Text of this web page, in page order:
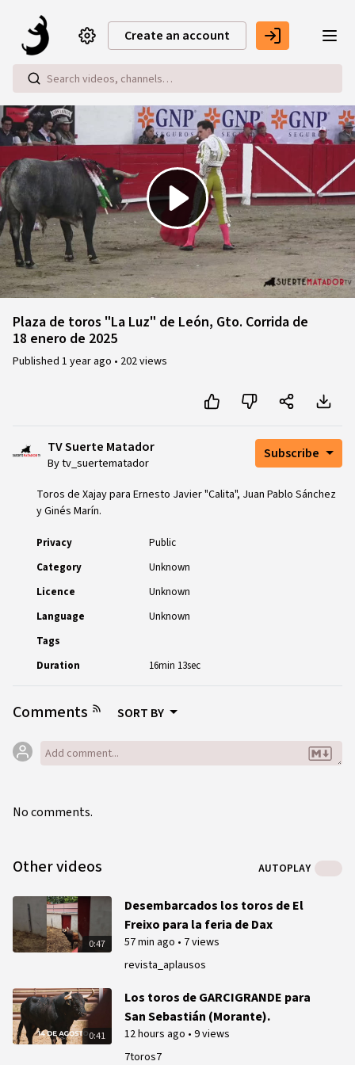
Create an account
Play
Video
Plaza de toros "La Luz" de León, Gto. Corrida de
18 enero de 2025
Published 1 year ago • 202 views
TV Suerte Matador
By tv_suertematador
Subscribe
Toros de Xajay para Ernesto Javier "Calita", Juan Pablo Sánchez
y Ginés Marín.
Privacy
Public
Category
Unknown
Licence
Unknown
Language
Unknown
Tags
Duration
16min 13sec
Comments SORT BY
No comments.
Other videos AUTOPLAY
0:47
revista_aplausos
Desembarcados los toros de El
Freixo para la feria de Dax
57 min ago • 7 views
0:41
7toros7
Los toros de GARCIGRANDE para
San Sebastián (Morante).
12 hours ago • 9 views